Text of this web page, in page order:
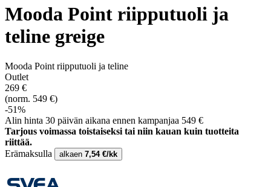
Mooda Point riipputuoli ja
teline greige
Mooda Point riipputuoli ja teline
Outlet
269 €
(norm. 549 €)
-51%
Alin hinta 30 päivän aikana ennen kampanjaa 549 €
Tarjous voimassa toistaiseksi tai niin kauan kuin tuotteita
riittää.
Erämaksulla
alkaen 7,54 €/kk